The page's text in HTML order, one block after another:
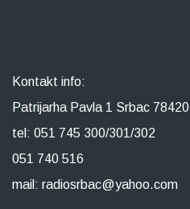
Kontakt info:
Patrijarha Pavla 1 Srbac 78420
tel: 051 745 300/301/302
051 740 516
mail: radiosrbac@yahoo.com